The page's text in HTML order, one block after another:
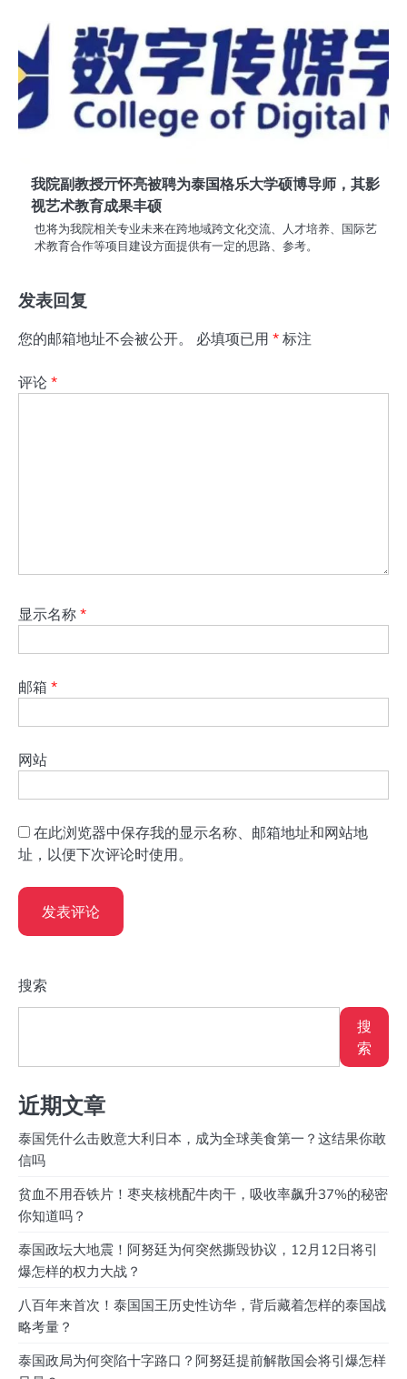
我院副教授亓怀亮被聘为泰国格乐大学硕博导师，其影
视艺术教育成果丰硕
也将为我院相关专业未来在跨地域跨文化交流、人才培养、国际艺
术教育合作等项目建设方面提供有一定的思路、参考。
发表回复
您的邮箱地址不会被公开。 必填项已用 * 标注
评论 *
显示名称 *
邮箱 *
网站
在此浏览器中保存我的显示名称、邮箱地址和网站地
址，以便下次评论时使用。
搜索
搜
索
近期文章
泰国凭什么击败意大利日本，成为全球美食第一？这结果你敢
信吗
贫血不用吞铁片！枣夹核桃配牛肉干，吸收率飙升37%的秘密
你知道吗？
泰国政坛大地震！阿努廷为何突然撕毁协议，12月12日将引
爆怎样的权力大战？
八百年来首次！泰国国王历史性访华，背后藏着怎样的泰国战
略考量？
泰国政局为何突陷十字路口？阿努廷提前解散国会将引爆怎样